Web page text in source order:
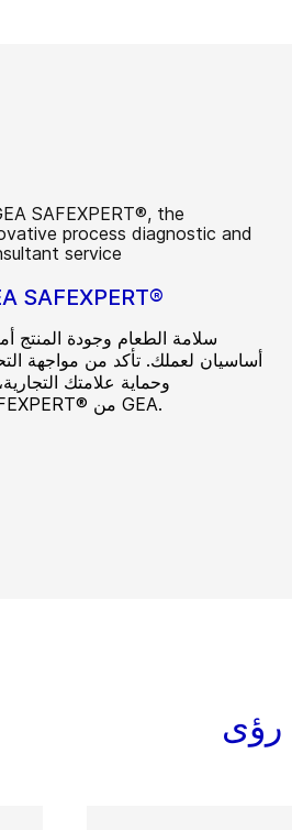
SAFEXPERT®
سلامة الطعام وجودة المنتج
أساسيان لعملك. تأكد من مواجهة
وحماية علامتك
SAFEXPERT® من GEA.